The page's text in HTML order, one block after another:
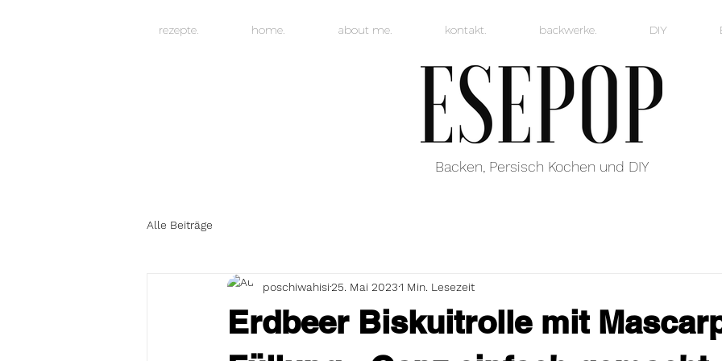
rezepte. home. about me. kontakt. backwerke. DIY
Backen, Persisch Kochen und DIY
Alle Beiträge
Erdbeer Biskuitrolle mit
poschiwahisi25. Mai 20231 Min. Lesezeit